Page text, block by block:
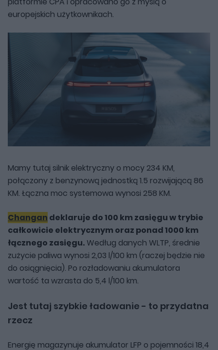
europejskich użytkownikach.
Mamy tutaj silnik elektryczny o mocy 234 KM,
połączony z benzynową jednostką 1.5 rozwijającą 86
KM. Łączna moc systemowa wynosi 258 KM.
Changan deklaruje do 100 km zasięgu w trybie
całkowicie elektrycznym oraz ponad 1000 km
łącznego zasięgu. Według danych WLTP, średnie
zużycie paliwa wynosi 2,03 l/100 km (raczej będzie nie
do osiągnięcia). Po rozładowaniu akumulatora
wartość ta wzrasta do 5,4 l/100 km.
Jest tutaj szybkie ładowanie - to przydatna
rzecz
Energię magazynuje akumulator LFP o pojemności 18,4